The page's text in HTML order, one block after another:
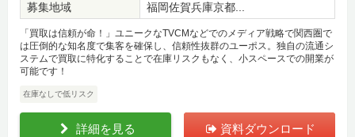
募集地域
福岡佐賀兵庫京都...
「買取は信頼が命！」ユニークなTVCMなどでのメディア戦略で関西圏で
は圧倒的な知名度で集客を確保し、信頼性抜群のユーポス。独自の流通シ
ステムで買取に特化することで在庫リスクもなく、小スペースでの開業が
可能です！
在庫なしで低リスク
詳細を見る 資料ダウンロード